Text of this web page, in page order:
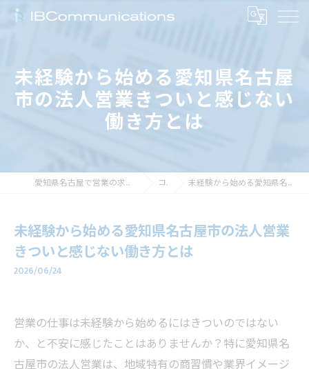
未経験から始める愛知県名古屋
市の法人営業きついと感じない
働き方とは
愛知県名古屋で営業の求人なら株式会社アイビーコミュニケーションズ コラム 未経験から始める愛知県名古屋市の法人営業きついと感じない働き方とは
未経験から始める愛知県名古屋市の法人営業
きついと感じない働き方とは
2026/06/24
営業の仕事は未経験から始めるにはきついのではない
か、と不安に感じたことはありませんか？特に愛知県名
古屋市の法人営業は、地域特有の商習慣や業界イメージ